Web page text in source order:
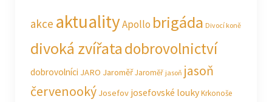
akce aktualityApollo brigáda Divocí koně
divoká zvířatadobrovolnictví
dobrovolníci JARO JaroměřJaroměř jasoň jasoň
červenooký Josefov josefovské loukyKrkonoše